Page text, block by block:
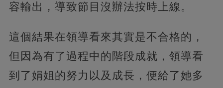
容輸出，導致節目沒辦法按時上線。
這個結果在領導看來其實是不合格的，
但因為有了過程中的階段成就，領導看
到了娟姐的努力以及成長，便給了她多